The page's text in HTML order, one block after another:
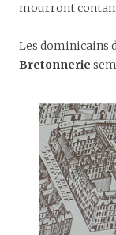
mourront
Les dominicains
Bretonnerie